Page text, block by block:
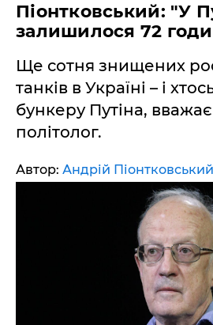
Піонтковський: "У
залишилося 72
Ще сотня знищених
танків в Україні – і
бункеру Путіна,
політолог.
Автор: Андрій Піонтковський